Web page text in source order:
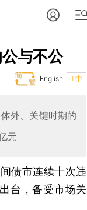
与不公
T中
English
外、关键时期的
元
债市连续十次违
台，备受市场关